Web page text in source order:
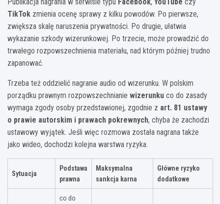
TikTok zmienia ocenę sprawy z kilku powodów. Po pierwsze,
zwiększa skalę naruszenia prywatności. Po drugie, ułatwia
wykazanie szkody wizerunkowej. Po trzecie, może prowadzić do
trwałego rozpowszechnienia materiału, nad którym później trudno
zapanować.
Trzeba też oddzielić nagranie audio od wizerunku. W polskim
porządku prawnym rozpowszechnianie wizerunku co do zasady
wymaga zgody osoby przedstawionej, zgodnie z art. 81 ustawy
o prawie autorskim i prawach pokrewnych, chyba że zachodzi
ustawowy wyjątek. Jeśli więc rozmowa została nagrana także
jako wideo, dochodzi kolejna warstwa ryzyka.
Sytuacja
Podstawa
prawna
Maksymalna
sankcja karna
Główne ryzyko
dodatkowe
co do